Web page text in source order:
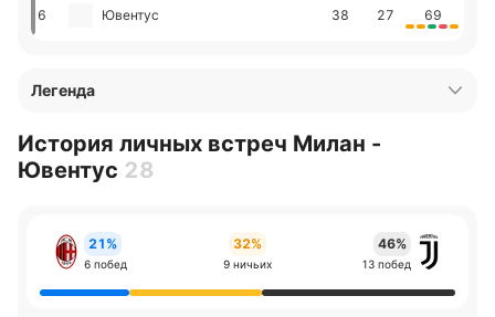
6 Ювентус 38 27 69
Легенда
История личных встреч Милан -
Ювентус 28
21%
6 побед
32%
9 ничьих
46%
13 побед